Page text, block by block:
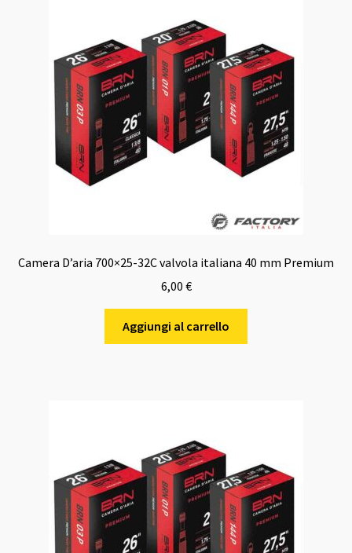
Camera D’aria 700×25-32C valvola italiana 40 mm Premium
6,00 €
Aggiungi al carrello